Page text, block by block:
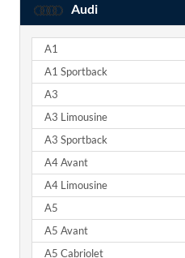
Audi
A1
A1 Sportback
A3
A3 Limousine
A3 Sportback
A4 Avant
A4 Limousine
A5
A5 Avant
A5 Cabriolet